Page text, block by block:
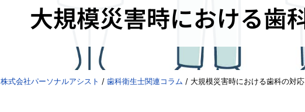
大規模災害時における歯
株式会社パーソナルアシスト / 歯科衛生士関連コラム / 大規模災害時における歯科の対応